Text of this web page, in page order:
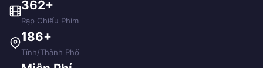
362+
Rạp Chiếu Phim
186+
Tỉnh/Thành Phố